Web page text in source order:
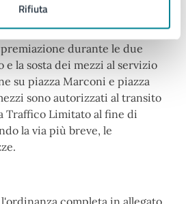
Rifiuta
per gli specifici compiti di
durante le due
la sosta dei mezzi al servizio
su piazza Marconi e piazza
sono autorizzati al transito
Traffico Limitato al fine di
la via più breve, le
completa in allegato.